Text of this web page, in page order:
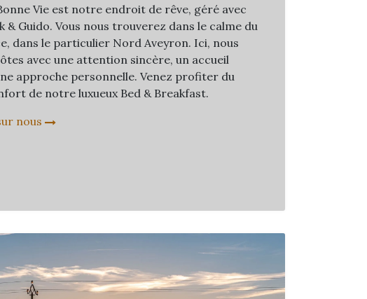
Vie est notre endroit de rêve, géré avec
& Guido. Vous nous trouverez dans le calme du
dans le particulier Nord Aveyron. Ici, nous
avec une attention sincère, un accueil
approche personnelle. Venez profiter du
de notre luxueux Bed & Breakfast.
nous​